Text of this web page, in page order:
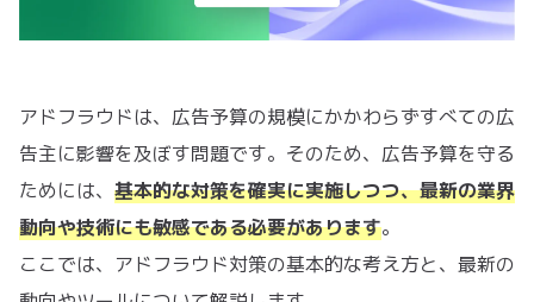
アドフラウドは、広告予算の規模にかかわらずすべての広
告主に影響を及ぼす問題です。そのため、広告予算を守る
ためには、 基本的な対策を確実に実施しつつ、最新の業界
動向や技術にも敏感である必要があります。
ここでは、アドフラウド対策の基本的な考え方と、最新の